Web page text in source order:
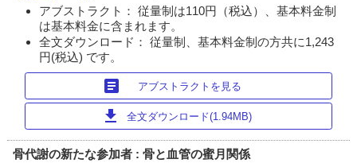
アブストラクト： 従量制は110円（税込）、基本料金制
は基本料金に含まれます。
全文ダウンロード： 従量制、基本料金制の方共に1,243
円(税込) です。
article アブストラクトを見る
download 全文ダウンロード(1.94MB)
骨代謝の新たな参加者 : 骨と血管の蜜月関係